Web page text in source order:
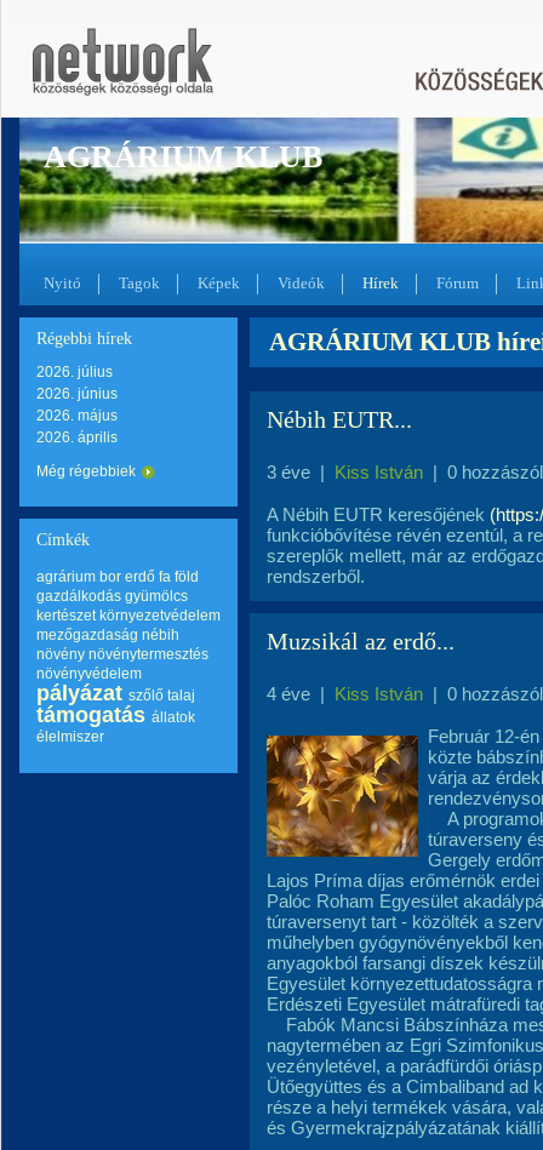
AGRÁRIUM KLUB
Nyitó Tagok Képek Videók Hírek Fórum
Régebbi hírek
2026. július
2026. június
2026. május
2026. április
Még régebbiek
Címkék
agrárium bor erdő fa föld
gazdálkodás gyümölcs
kertészet környezetvédelem
mezőgazdaság nébih
növény növénytermesztés
növényvédelem
pályázat szőlő talaj
támogatás állatok
élelmiszer
AGRÁRIUM KLUB
Nébih EUTR...
3 éve | Kiss István | 0
A Nébih EUTR keresőjének
funkcióbővítése révén ezentúl, a
szereplők mellett, már az
rendszerből.
Muzsikál az erdő...
4 éve | Kiss István | 0
Február 12-
közte
várja az
A
túraverseny
Gergely
Lajos Príma díjas erőmérnök
Palóc Roham Egyesület
túraversenyt tart - közölték a
műhelyben gyógynövényekből
anyagokból farsangi díszek
Egyesület
Erdészeti Egyesület mátrafüredi
Fabók Mancsi Bábszínháza
nagytermében az Egri
vezényletével, a parádfürdői
Ütőegyüttes és a Cimbaliband
része a helyi termékek vására,
és Gyermekrajzpályázatának